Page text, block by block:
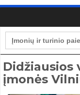
Search
for:
Didžiausios
įmonės